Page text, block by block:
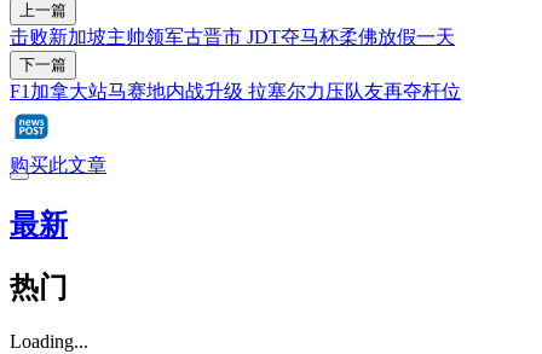
上一篇
击败新加坡主帅领军古晋市 JDT夺马杯柔佛放假一天
下一篇
F1加拿大站马赛地内战升级 拉塞尔力压队友再夺杆位
购买此文章
最新
热门
Loading...